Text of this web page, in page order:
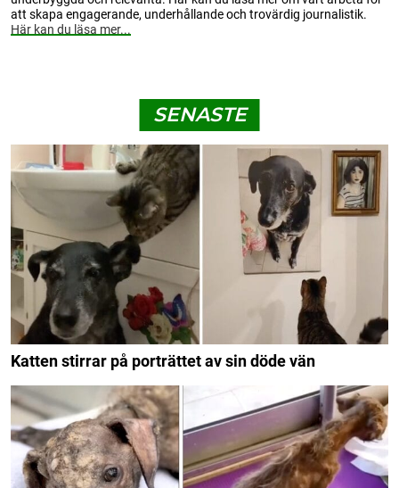
att skapa engagerande, underhållande och trovärdig journalistik.
Här kan du läsa mer...
SENASTE
Katten stirrar på porträttet av sin döde vän